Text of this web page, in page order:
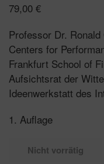
79,00 €
Professor Dr.
Centers for
Frankfurt School of
Aufsichtsrat der
Ideenwerkstatt des
1. Auflage
Nicht vorrätig